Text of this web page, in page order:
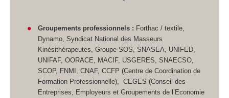
Groupements professionnels : Forthac / textile,
Dynamo, Syndicat National des Masseurs
Kinésithérapeutes, Groupe SOS, SNASEA, UNIFED,
UNIFAF, OORACE, MACIF, USGERES, SNAECSO,
SCOP, FNMI, CNAF, CCFP (Centre de Coordination de
Formation Professionnelle), CEGES (Conseil des
Entreprises, Employeurs et Groupements de l’Economie